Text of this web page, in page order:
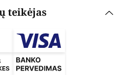
teikėjas